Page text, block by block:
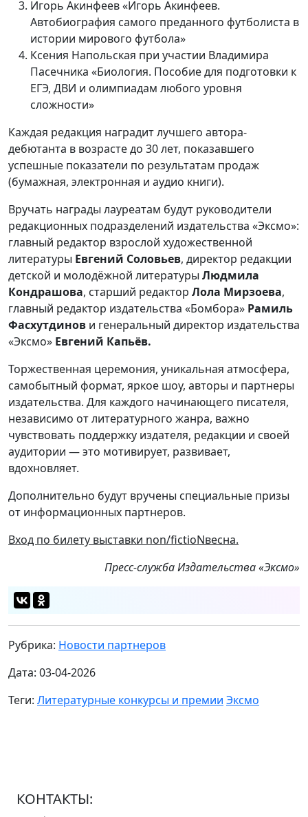
Игорь Акинфеев «Игорь Акинфеев.
Автобиография самого преданного футболиста в
истории мирового футбола»
Ксения Напольская при участии Владимира
Пасечника «Биология. Пособие для подготовки к
ЕГЭ, ДВИ и олимпиадам любого уровня
сложности»
Каждая редакция наградит лучшего автора-
дебютанта в возрасте до 30 лет, показавшего
успешные показатели по результатам продаж
(бумажная, электронная и аудио книги).
Вручать награды лауреатам будут руководители
редакционных подразделений издательства «Эксмо»:
главный редактор взрослой художественной
литературы Евгений Соловьев, директор редакции
детской и молодёжной литературы Людмила
Кондрашова, старший редактор Лола Мирзоева,
главный редактор издательства «Бомбора» Рамиль
Фасхутдинов и генеральный директор издательства
«Эксмо» Евгений Капьёв.
Торжественная церемония, уникальная атмосфера,
самобытный формат, яркое шоу, авторы и партнеры
издательства. Для каждого начинающего писателя,
независимо от литературного жанра, важно
чувствовать поддержку издателя, редакции и своей
аудитории — это мотивирует, развивает,
вдохновляет.
Дополнительно будут вручены специальные призы
от информационных партнеров.
Вход по билету выставки non/fictioNвесна.
Пресс-служба Издательства «Эксмо»
Рубрика: Новости партнеров
Дата: 03-04-2026
Теги: Литературные конкурсы и премии Эксмо
КОНТАКТЫ: